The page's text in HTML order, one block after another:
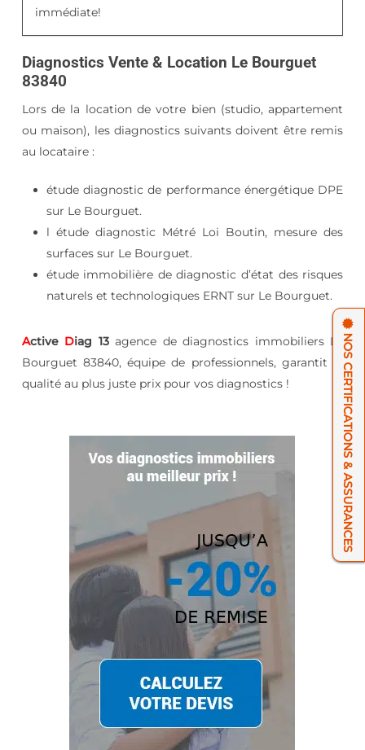
immédiate!
Diagnostics Vente & Location Le Bourguet
83840
Lors de la location de votre bien (studio, appartement
ou maison), les diagnostics suivants doivent être remis
au locataire :
étude diagnostic de performance énergétique DPE
sur Le Bourguet.
l étude diagnostic Métré Loi Boutin, mesure des
surfaces sur Le Bourguet.
étude immobilière de diagnostic d’état des risques
naturels et technologiques ERNT sur Le Bourguet.
Active Diag 13agence de diagnostics immobiliers Le
Bourguet 83840, équipe de professionnels, garantit la
qualité au plus juste prix pour vos diagnostics !
NOS CERTIFICATIONS & ASSURANCES